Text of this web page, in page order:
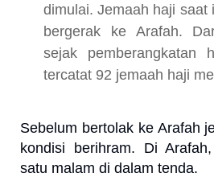
dimulai. Jemaah haji saat
bergerak ke Arafah.
sejak pemberangkatan
tercatat 92 jemaah haji
Sebelum bertolak ke Arafah
kondisi berihram. Di
satu malam di dalam tenda.